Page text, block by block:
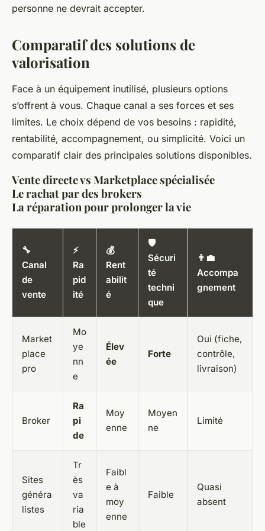
personne ne devrait accepter.
Comparatif des solutions de
valorisation
Face à un équipement inutilisé, plusieurs options
s’offrent à vous. Chaque canal a ses forces et ses
limites. Le choix dépend de vos besoins : rapidité,
rentabilité, accompagnement, ou simplicité. Voici un
comparatif clair des principales solutions disponibles.
Vente directe vs Marketplace spécialisée
Le rachat par des brokers
La réparation pour prolonger la vie
🔧
Canal
de
vente
⚡
Ra
pid
ité
💰
Rent
abilit
é
🛡️
Sécuri
té
techni
que
👨‍💼
Accompa
gnement
Market
place
pro
Mo
ye
nn
e
Élev
ée
Forte
Oui (fiche,
contrôle,
livraison)
Broker
Ra
pi
de
Moy
enne
Moyen
ne
Limité
Sites
généra
listes
Tr
ès
va
ria
ble
Faibl
e à
moy
enne
Faible
Quasi
absent